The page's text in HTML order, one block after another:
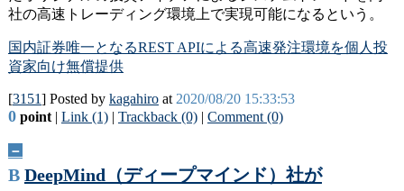
社の高速トレーディング環境上で実現可能になるという。
国内証券唯一となるREST APIによる高速発注環境を個人投
資家向け無償提供
[3151] Posted by kagahiroat 2020/08/20 15:33:53
0point| Link (1)| Trackback (0)| Comment (0)
－
B DeepMind（ディープマインド）社が